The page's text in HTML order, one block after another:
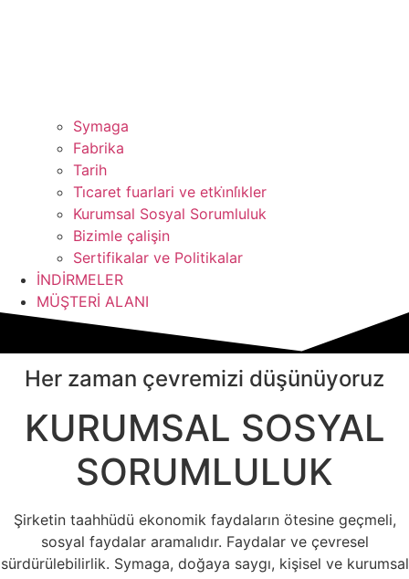
Symaga
Fabrika
Tarih
Ti̇caret fuarlari ve etki̇nli̇kler
Kurumsal Sosyal Sorumluluk
Bizimle çalişin
Sertifikalar ve Politikalar
İNDİRMELER
MÜŞTERİ ALANI
Her zaman çevremizi düşünüyoruz
KURUMSAL SOSYAL
SORUMLULUK
Şirketin taahhüdü ekonomik faydaların ötesine geçmeli,
sosyal faydalar aramalıdır. Faydalar ve çevresel
sürdürülebilirlik. Symaga, doğaya saygı, kişisel ve kurumsal